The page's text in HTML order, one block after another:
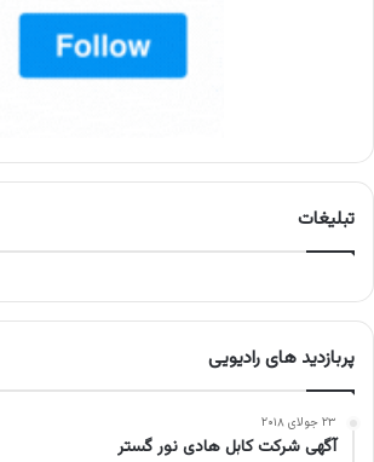
تبلیغات
پربازدید های رادیویی
۲۳ جولای ۲۰۱۸
آگهی شرکت کابل هادی نور گستر